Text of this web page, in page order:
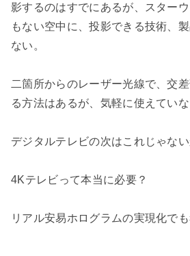
影するのはすでにあるが、スター
もない空中に、投影できる技術、
ない。
二箇所からのレーザー光線で、交
る方法はあるが、気軽に使えていな
デジタルテレビの次はこれじゃない
4Kテレビって本当に必要？
リアル安易ホログラムの実現化で